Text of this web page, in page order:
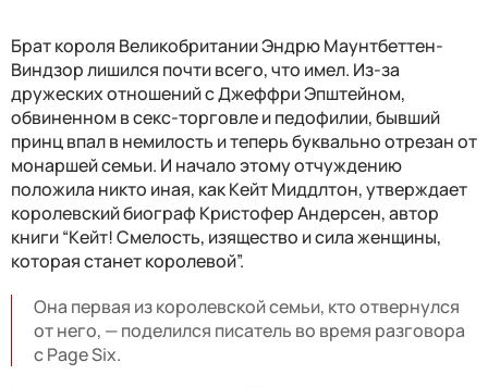
Брат короля Великобритании Эндрю Маунтбеттен-
Виндзор лишился почти всего, что имел. Из-за
дружеских отношений с Джеффри Эпштейном,
обвиненном в секс-торговле и педофилии, бывший
принц впал в немилость и теперь буквально отрезан от
монаршей семьи. И начало этому отчуждению
положила никто иная, как Кейт Миддлтон, утверждает
королевский биограф Кристофер Андерсен, автор
книги “Кейт! Смелость, изящество и сила женщины,
которая станет королевой”.
Она первая из королевской семьи, кто отвернулся
от него, — поделился писатель во время разговора
с Page Six.